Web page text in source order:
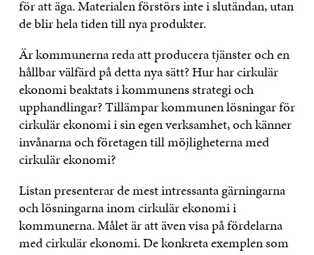
för att äga. Materialen förstörs inte i slutändan, utan
de blir hela tiden till nya produkter.
Är kommunerna reda att producera tjänster och en
hållbar välfärd på detta nya sätt? Hur har cirkulär
ekonomi beaktats i kommunens strategi och
upphandlingar? Tillämpar kommunen lösningar för
cirkulär ekonomi i sin egen verksamhet, och känner
invånarna och företagen till möjligheterna med
cirkulär ekonomi?
Listan presenterar de mest intressanta gärningarna
och lösningarna inom cirkulär ekonomi i
kommunerna. Målet är att även visa på fördelarna
med cirkulär ekonomi. De konkreta exemplen som